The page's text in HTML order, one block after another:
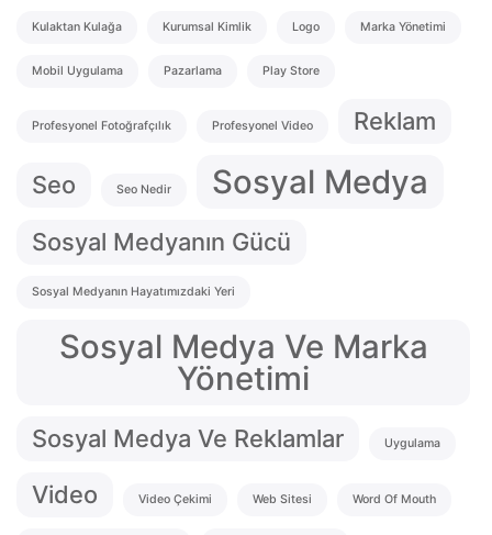
Kulaktan Kulağa Kurumsal Kimlik Logo Marka Yönetimi
Mobil Uygulama Pazarlama Play Store
Profesyonel Fotoğrafçılık Profesyonel Video Reklam
Seo Seo Nedir Sosyal Medya
Sosyal Medyanın Gücü
Sosyal Medyanın Hayatımızdaki Yeri
Sosyal Medya Ve Marka
Yönetimi
Sosyal Medya Ve Reklamlar Uygulama
Video Video Çekimi Web Sitesi Word Of Mouth